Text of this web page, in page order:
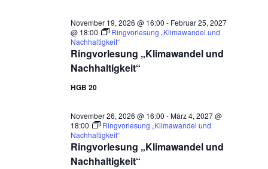
Ringvorlesung „Klimawandel und
Nachhaltigkeit“
November 19, 2026 @ 16:00 - Februar 25, 2027
@ 18:00
Ringvorlesung „Klimawandel und
Nachhaltigkeit“
HGB 20
Ringvorlesung „Klimawandel und
Nachhaltigkeit“
November 26, 2026 @ 16:00 -März 4, 2027 @
18:00
Ringvorlesung „Klimawandel und
Nachhaltigkeit“